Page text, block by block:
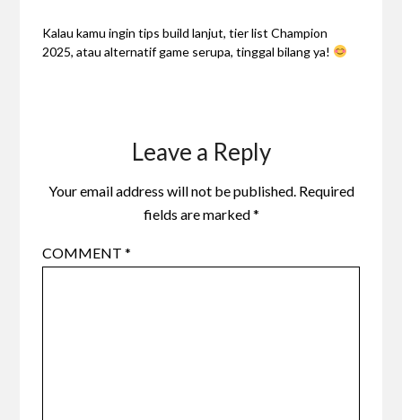
Kalau kamu ingin tips build lanjut, tier list Champion
2025, atau alternatif game serupa, tinggal bilang ya!
Leave a Reply
Your email address will not be published. Required
fields are marked*
COMMENT*